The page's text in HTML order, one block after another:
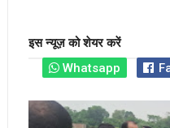
इस न्यूज़ को शेयर करें
Whatsapp